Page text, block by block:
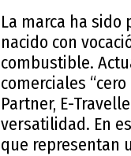
La marca ha sido
nacido con
combustible.
comerciales
Partner, E-
versatilidad. En
que representan